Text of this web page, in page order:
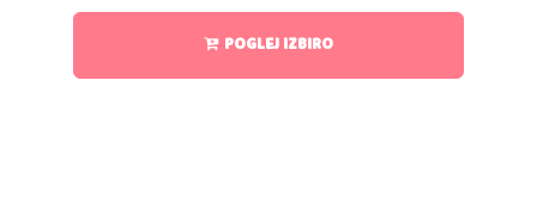
POGLEJ IZBIRO